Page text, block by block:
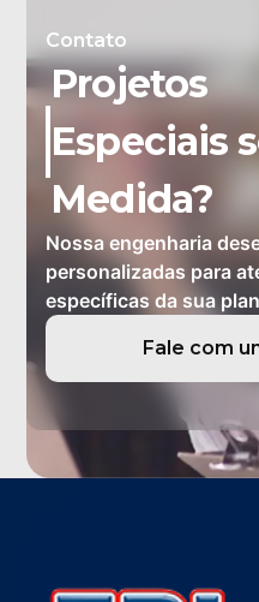
Contato
Projetos
Especiais
Medida?
Nossa engenharia
personalizadas para
específicas da sua
Fale com